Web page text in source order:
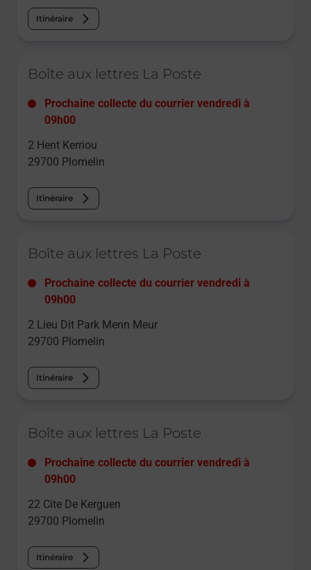
Itinéraire
Boîte aux lettres La Poste
Prochaine collecte du courrier vendredi à
09h00
2 Hent Kerriou
29700 Plomelin
Itinéraire
Boîte aux lettres La Poste
Prochaine collecte du courrier vendredi à
09h00
2 Lieu Dit Park Menn Meur
29700 Plomelin
Itinéraire
Boîte aux lettres La Poste
Prochaine collecte du courrier vendredi à
09h00
22 Cite De Kerguen
29700 Plomelin
Itinéraire